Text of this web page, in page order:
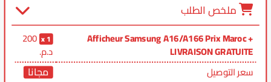
ملخص الطلب
Afficheur Samsung A16/A166 Prix Maroc +
LIVRAISON GRATUITE
1
200
د.م.
سعر التوصيل
مجانا